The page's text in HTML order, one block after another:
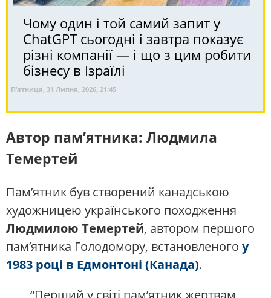
Чому один і той самий запит у
ChatGPT сьогодні і завтра показує
різні компанії — і що з цим робити
бізнесу в Ізраїлі
П’ятниця, 31 Липня, 2026, 21:45
Автор пам’ятника: Людмила
Темертей
Пам’ятник був створений канадською
художницею українського походження
Людмилою Темертей, автором першого
пам’ятника Голодомору, встановленого у
1983 році в Едмонтоні (Канада).